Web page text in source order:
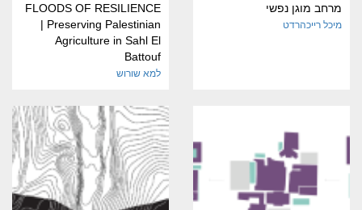
מרחב מוגן נפשי
מיכל רייכהרדט
FLOODS OF RESILIENCE
| Preserving Palestinian
Agriculture in Sahl El
Battouf
למא שורוש